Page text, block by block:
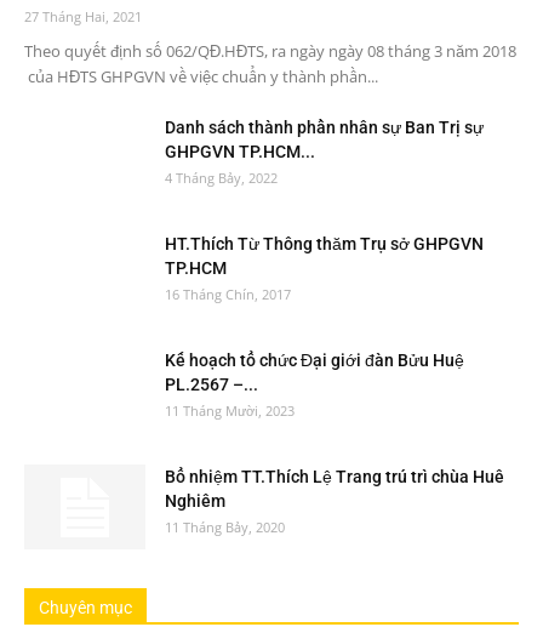
27 Tháng Hai, 2021
Theo quyết định số 062/QĐ.HĐTS, ra ngày ngày 08 tháng 3 năm 2018
của HĐTS GHPGVN về việc chuẩn y thành phần...
Danh sách thành phần nhân sự Ban Trị sự
GHPGVN TP.HCM...
4 Tháng Bảy, 2022
HT.Thích Từ Thông thăm Trụ sở GHPGVN
TP.HCM
16 Tháng Chín, 2017
Kế hoạch tổ chức Đại giới đàn Bửu Huệ
PL.2567 –...
11 Tháng Mười, 2023
Bổ nhiệm TT.Thích Lệ Trang trú trì chùa Huê
Nghiêm
11 Tháng Bảy, 2020
Chuyên mục